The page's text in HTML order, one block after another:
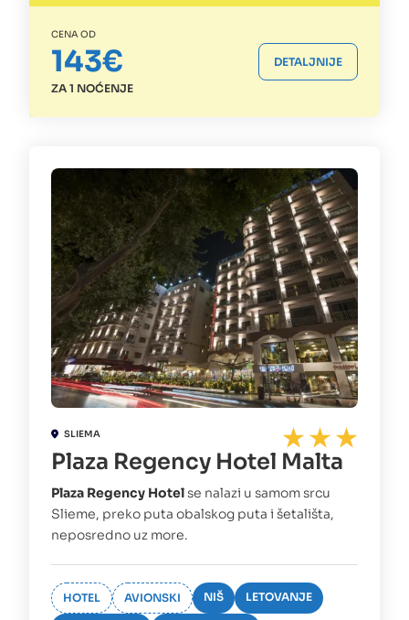
CENA OD
143€
ZA 1 NOĆENJE
DETALJNIJE
SLIEMA
Plaza Regency Hotel Malta
Plaza Regency Hotelse nalazi u samom srcu
Slieme, preko puta obalskog puta i šetališta,
neposredno uz more.
HOTEL AVIONSKI NIŠ LETOVANJE